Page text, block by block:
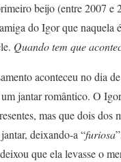
beijo (entre 2007 e
do Igor que naquela
Quando tem que
aconteceu no dia
jantar romântico. O
mas que dois dos
deixando-a “furiosa
que ela levasse o